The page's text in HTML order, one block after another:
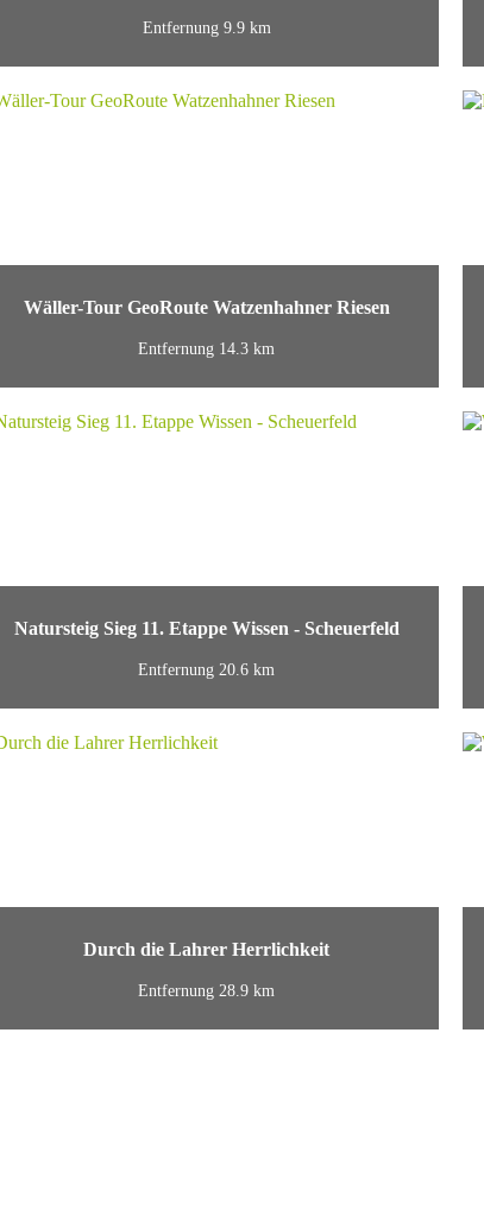
Entfernung 9.9 km
Wäller-Tour GeoRoute Watzenhahner Riesen
Entfernung 14.3 km
Natursteig Sieg 11. Etappe Wissen - Scheuerfeld
Entfernung 20.6 km
Durch die Lahrer Herrlichkeit
Entfernung 28.9 km